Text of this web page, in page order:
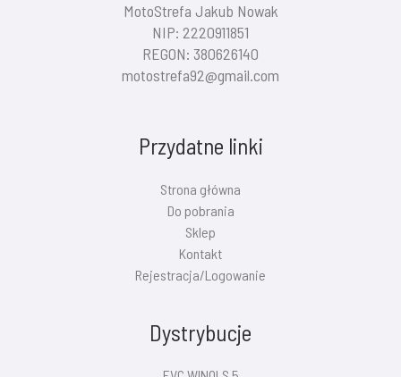
MotoStrefa Jakub Nowak
NIP: 2220911851
REGON: 380626140
motostrefa92@gmail.com
Przydatne linki
Strona główna
Do pobrania
Sklep
Kontakt
Rejestracja/Logowanie
Dystrybucje